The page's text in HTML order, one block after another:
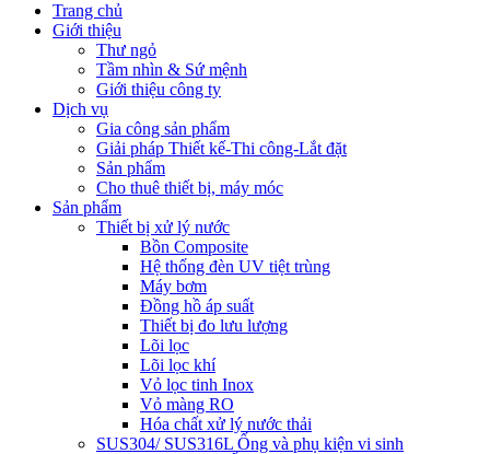
Trang chủ
Giới thiệu
Thư ngỏ
Tầm nhìn & Sứ mệnh
Giới thiệu công ty
Dịch vụ
Gia công sản phẩm
Giải pháp Thiết kế-Thi công-Lắt đặt
Sản phẩm
Cho thuê thiết bị, máy móc
Sản phẩm
Thiết bị xử lý nước
Bồn Composite
Hệ thống đèn UV tiệt trùng
Máy bơm
Đồng hồ áp suất
Thiết bị đo lưu lượng
Lõi lọc
Lõi lọc khí
Vỏ lọc tinh Inox
Vỏ màng RO
Hóa chất xử lý nước thải
SUS304/ SUS316L Ống và phụ kiện vi sinh